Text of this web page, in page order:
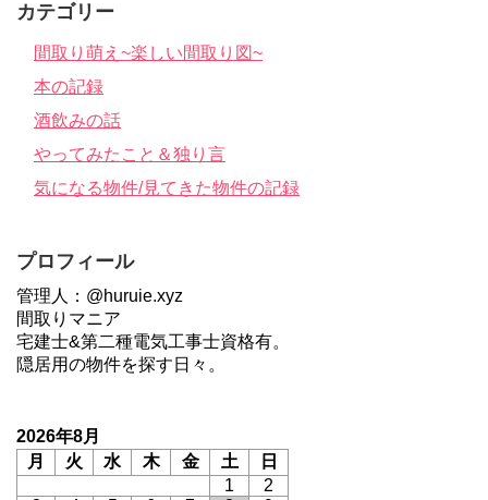
カテゴリー
間取り萌え~楽しい間取り図~
本の記録
酒飲みの話
やってみたこと＆独り言
気になる物件/見てきた物件の記録
プロフィール
管理人：@huruie.xyz
間取りマニア
宅建士&第二種電気工事士資格有。
隠居用の物件を探す日々。
2026年8月
月
火 水 木 金 土
日
1
2